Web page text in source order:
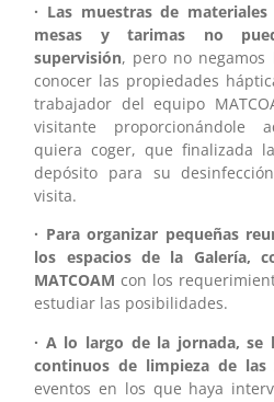
· Las muestras de
mesas y tarimas no
supervisión, pero no
conocer las propiedades
trabajador del equipo
visitante proporcionándole
quiera coger, que finalizada
depósito para su
visita.
· Para organizar pequeñas
los espacios de la Galería,
MATCOAM con los
estudiar las posibilidades.
· A lo largo de la jornada, se
continuos de limpieza de las
eventos en los que haya